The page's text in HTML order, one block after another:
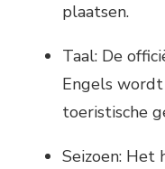
plaatsen.
Taal: De
Engels
toeristische
Seizoen: Het